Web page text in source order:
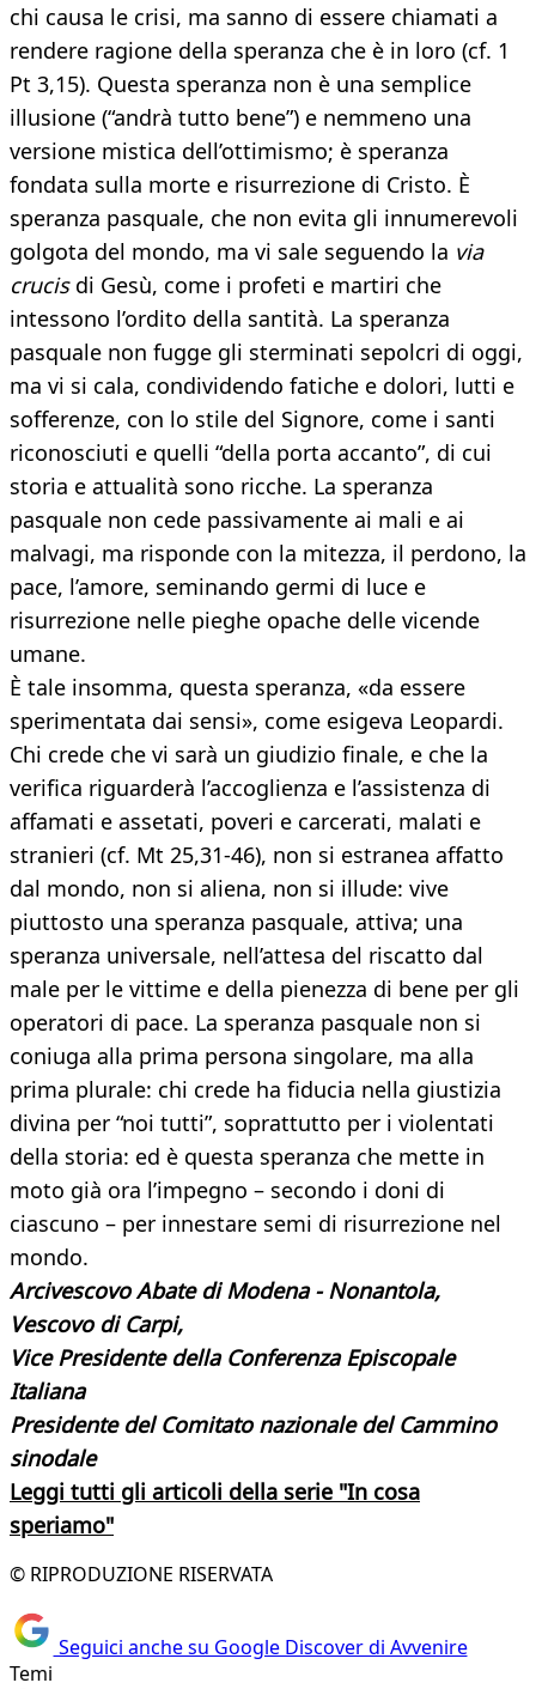
chi causa le crisi, ma sanno di essere chiamati a
rendere ragione della speranza che è in loro (cf. 1
Pt 3,15). Questa speranza non è una semplice
illusione (“andrà tutto bene”) e nemmeno una
versione mistica dell’ottimismo; è speranza
fondata sulla morte e risurrezione di Cristo. È
speranza pasquale, che non evita gli innumerevoli
golgota del mondo, ma vi sale seguendo la via
crucisdi Gesù, come i profeti e martiri che
intessono l’ordito della santità. La speranza
pasquale non fugge gli sterminati sepolcri di oggi,
ma vi si cala, condividendo fatiche e dolori, lutti e
sofferenze, con lo stile del Signore, come i santi
riconosciuti e quelli “della porta accanto”, di cui
storia e attualità sono ricche. La speranza
pasquale non cede passivamente ai mali e ai
malvagi, ma risponde con la mitezza, il perdono, la
pace, l’amore, seminando germi di luce e
risurrezione nelle pieghe opache delle vicende
umane.
È tale insomma, questa speranza, «da essere
sperimentata dai sensi», come esigeva Leopardi.
Chi crede che vi sarà un giudizio finale, e che la
verifica riguarderà l’accoglienza e l’assistenza di
affamati e assetati, poveri e carcerati, malati e
stranieri (cf. Mt 25,31-46), non si estranea affatto
dal mondo, non si aliena, non si illude: vive
piuttosto una speranza pasquale, attiva; una
speranza universale, nell’attesa del riscatto dal
male per le vittime e della pienezza di bene per gli
operatori di pace. La speranza pasquale non si
coniuga alla prima persona singolare, ma alla
prima plurale: chi crede ha fiducia nella giustizia
divina per “noi tutti”, soprattutto per i violentati
della storia: ed è questa speranza che mette in
moto già ora l’impegno – secondo i doni di
ciascuno – per innestare semi di risurrezione nel
mondo.
Arcivescovo Abate di Modena - Nonantola,
Vescovo di Carpi,
Vice Presidente della Conferenza Episcopale
Italiana
Presidente del Comitato nazionale del Cammino
sinodale
Leggi tutti gli articoli della serie "In cosa
speriamo"
© RIPRODUZIONE RISERVATA
Seguici anche su Google Discover di Avvenire
Temi